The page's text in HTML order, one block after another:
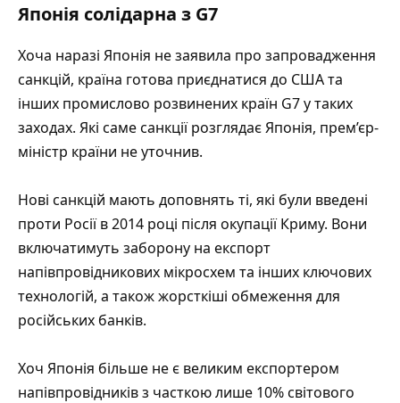
Японія солідарна з G7
Хоча наразі Японія не заявила про запровадження
санкцій, країна готова приєднатися до СШАта
інших промислово розвинених країн G7 у таких
заходах. Які саме санкції розглядає Японія, прем’єр-
міністр країни не уточнив.
Нові санкцій мають доповнять ті, які були введені
проти Росії в 2014 році після окупації Криму. Вони
включатимуть заборону на експорт
напівпровідникових мікросхем та інших ключових
технологій, а також жорсткіші обмеження для
російських банків.
Хоч Японія більше не є великим експортером
напівпровідників з часткою лише 10% світового